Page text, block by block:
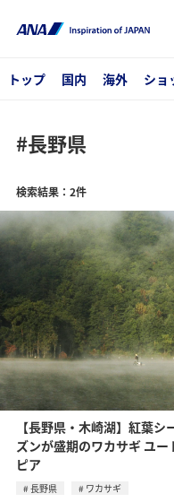
トップ 国内 海外 ショ
#長野県
検索結果：2件
【長野県・木崎湖】紅葉シ
ズンが盛期のワカサギ ユー
ピア
長野県
ワカサギ